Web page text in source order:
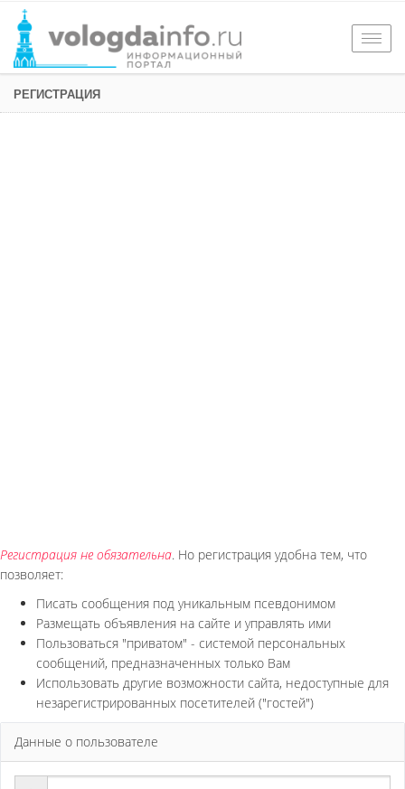
РЕГИСТРАЦИЯ
Регистрация не обязательна. Но регистрация удобна тем, что
позволяет:
Писать сообщения под уникальным псевдонимом
Размещать объявления на сайте и управлять ими
Пользоваться "приватом" - системой персональных
сообщений, предназначенных только Вам
Использовать другие возможности сайта, недоступные для
незарегистрированных посетителей ("гостей")
Данные о пользователе